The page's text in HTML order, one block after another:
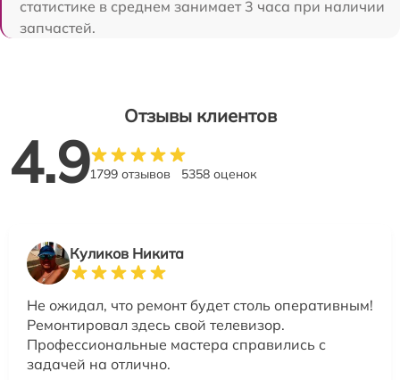
статистике в среднем занимает 3 часа при наличии
запчастей.
Отзывы клиентов
4.91799 отзывов 5358 оценок
Куликов Никита
Не ожидал, что ремонт будет столь оперативным!
Ремонтировал здесь свой телевизор.
Профессиональные мастера справились с
задачей на отлично.